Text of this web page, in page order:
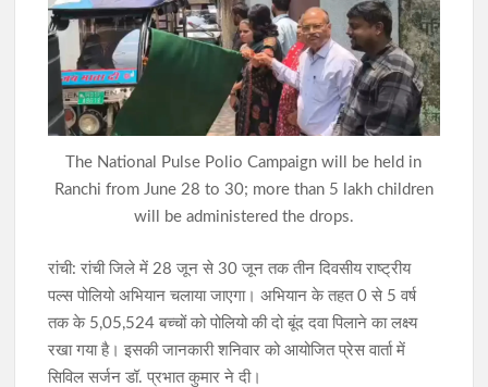
JPSC-JSSC विवाद: बाबूलाल मरांडी ने CBI जांच और दोषियों की गिरफ्तारी
की मांग की
लातेहार में पुलिस और जनता के बीच मजबूत होता विश्वास: मिल रहा त्वरित
The National Pulse Polio Campaign will be held in
Ranchi from June 28 to 30; more than 5 lakh children
will be administered the drops.
रांची: रांची जिले में 28 जून से 30 जून तक तीन दिवसीय राष्ट्रीय
पल्स पोलियो अभियान चलाया जाएगा। अभियान के तहत 0 से 5 वर्ष
तक के 5,05,524 बच्चों को पोलियो की दो बूंद दवा पिलाने का लक्ष्य
रखा गया है। इसकी जानकारी शनिवार को आयोजित प्रेस वार्ता में
सिविल सर्जन डॉ. प्रभात कुमार ने दी।